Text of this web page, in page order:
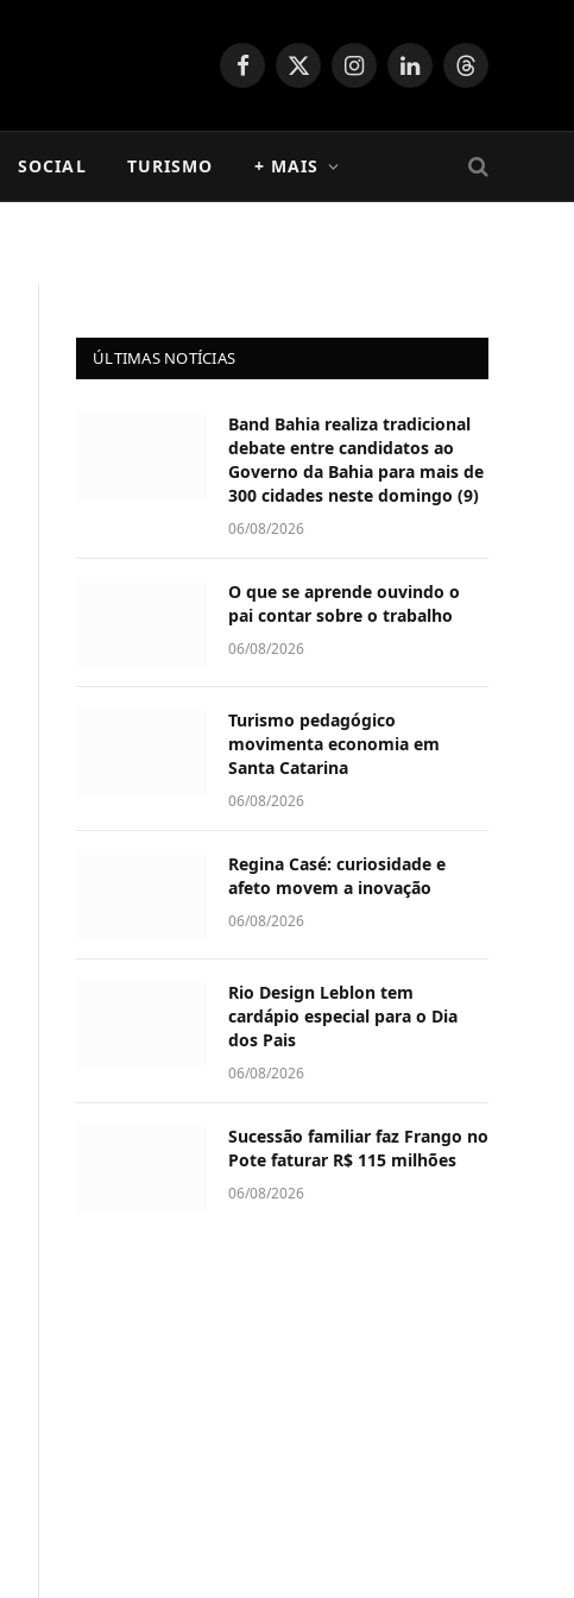
Facebook
X
InstagramLinkedInThreads
SOCIAL TURISMO + MAIS
ÚLTIMAS NOTÍCIAS
Band Bahia realiza tradicional
debate entre candidatos ao
Governo da Bahia para mais de
300 cidades neste domingo (9)
06/08/2026
O que se aprende ouvindo o
pai contar sobre o trabalho
06/08/2026
Turismo pedagógico
movimenta economia em
Santa Catarina
06/08/2026
Regina Casé: curiosidade e
afeto movem a inovação
06/08/2026
Rio Design Leblon tem
cardápio especial para o Dia
dos Pais
06/08/2026
Sucessão familiar faz Frango no
Pote faturar R$ 115 milhões
06/08/2026